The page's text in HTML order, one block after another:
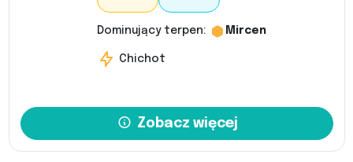
Dominujący terpen: Mircen
Chichot
Zobacz więcej